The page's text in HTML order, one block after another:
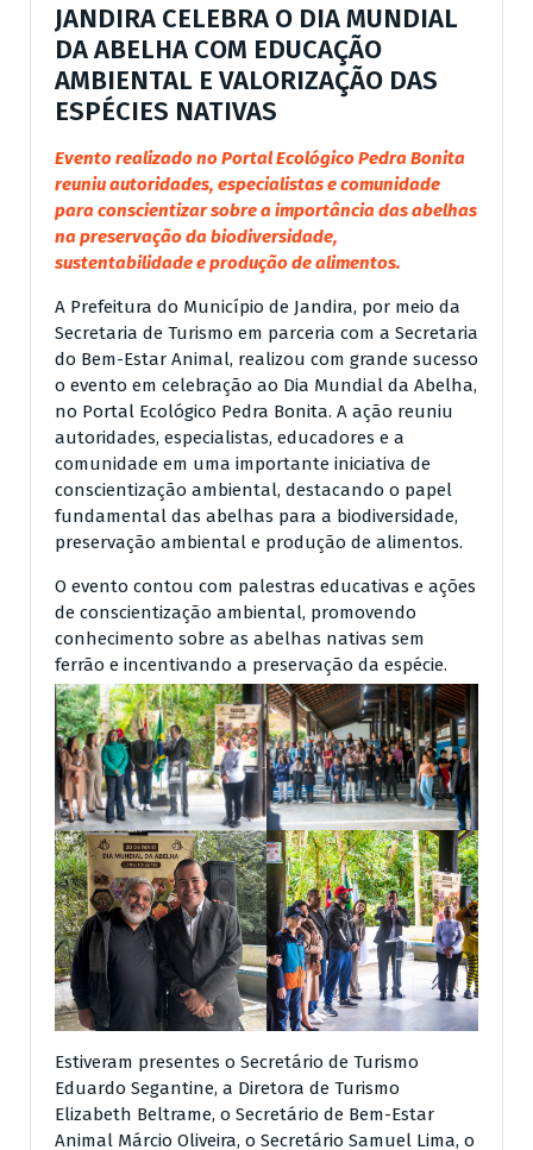
JANDIRA CELEBRA O DIA MUNDIAL
DA ABELHA COM EDUCAÇÃO
AMBIENTAL E VALORIZAÇÃO DAS
ESPÉCIES NATIVAS
Evento realizado no Portal Ecológico Pedra Bonita
reuniu autoridades, especialistas e comunidade
para conscientizar sobre a importância das abelhas
na preservação da biodiversidade,
sustentabilidade e produção de alimentos.
A Prefeitura do Município de Jandira, por meio da
Secretaria de Turismo em parceria com a Secretaria
do Bem-Estar Animal, realizou com grande sucesso
o evento em celebração ao Dia Mundial da Abelha,
no Portal Ecológico Pedra Bonita. A ação reuniu
autoridades, especialistas, educadores e a
comunidade em uma importante iniciativa de
conscientização ambiental, destacando o papel
fundamental das abelhas para a biodiversidade,
preservação ambiental e produção de alimentos.
O evento contou com palestras educativas e ações
de conscientização ambiental, promovendo
conhecimento sobre as abelhas nativas sem
ferrão e incentivando a preservação da espécie.
Estiveram presentes o Secretário de Turismo
Eduardo Segantine, a Diretora de Turismo
Elizabeth Beltrame, o Secretário de Bem-Estar
Animal Márcio Oliveira, o Secretário Samuel Lima, o